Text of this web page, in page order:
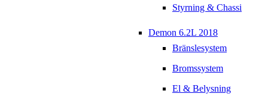
Styrning & Chassi
Demon 6.2L 2018
Bränslesystem
Bromssystem
El & Belysning